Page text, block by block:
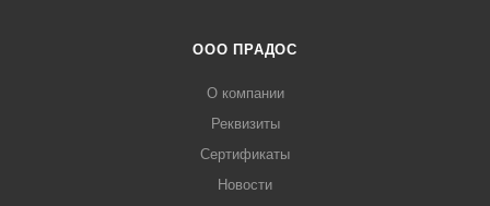
ООО ПРАДОС
О компании
Реквизиты
Сертификаты
Новости